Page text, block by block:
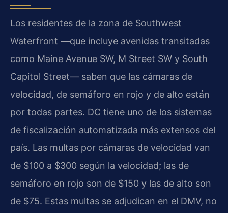
Los residentes de la zona de Southwest
Waterfront —que incluye avenidas transitadas
como Maine Avenue SW, M Street SW y South
Capitol Street— saben que las cámaras de
velocidad, de semáforo en rojo y de alto están
por todas partes. DC tiene uno de los sistemas
de fiscalización automatizada más extensos del
país. Las multas por cámaras de velocidad van
de $100 a $300 según la velocidad; las de
semáforo en rojo son de $150 y las de alto son
de $75. Estas multas se adjudican en el DMV, no